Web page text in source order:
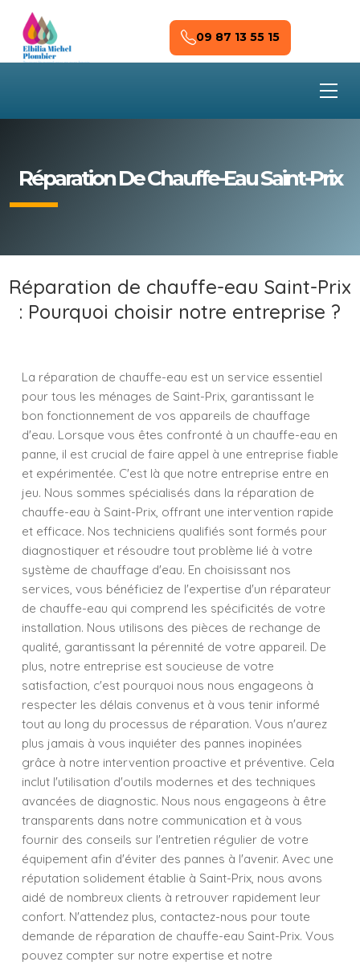
Skip to main content
09 87 13 55 15
Réparation De Chauffe-Eau Saint-Prix
Réparation de chauffe-eau Saint-Prix
: Pourquoi choisir notre entreprise ?
La réparation de chauffe-eau est un service essentiel
pour tous les ménages de Saint-Prix, garantissant le
bon fonctionnement de vos appareils de chauffage
d'eau. Lorsque vous êtes confronté à un chauffe-eau en
panne, il est crucial de faire appel à une entreprise fiable
et expérimentée. C'est là que notre entreprise entre en
jeu. Nous sommes spécialisés dans la réparation de
chauffe-eau à Saint-Prix, offrant une intervention rapide
et efficace. Nos techniciens qualifiés sont formés pour
diagnostiquer et résoudre tout problème lié à votre
système de chauffage d'eau. En choisissant nos
services, vous bénéficiez de l'expertise d'un réparateur
de chauffe-eau qui comprend les spécificités de votre
installation. Nous utilisons des pièces de rechange de
qualité, garantissant la pérennité de votre appareil. De
plus, notre entreprise est soucieuse de votre
satisfaction, c'est pourquoi nous nous engageons à
respecter les délais convenus et à vous tenir informé
tout au long du processus de réparation. Vous n'aurez
plus jamais à vous inquiéter des pannes inopinées
grâce à notre intervention proactive et préventive. Cela
inclut l'utilisation d'outils modernes et des techniques
avancées de diagnostic. Nous nous engageons à être
transparents dans notre communication et à vous
fournir des conseils sur l'entretien régulier de votre
équipement afin d'éviter des pannes à l'avenir. Avec une
réputation solidement établie à Saint-Prix, nous avons
aidé de nombreux clients à retrouver rapidement leur
confort. N'attendez plus, contactez-nous pour toute
demande de réparation de chauffe-eau Saint-Prix. Vous
pouvez compter sur notre expertise et notre